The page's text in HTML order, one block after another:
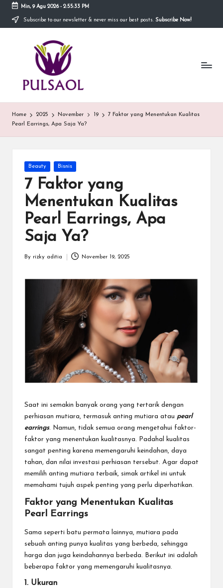
Skip
Min, 9 Agu 2026- 2:55:33 PM
Subscribe to our newsletter & never miss our best posts. Subscribe Now!
m
a
si
menyediakan
informasi
yang
Home 2025 November 19
7 Faktor yang Menentukan Kualitas
Pearl Earrings, Apa Saja Ya?
Posted
Beauty Bisnis
7 Faktor yang
Menentukan Kualitas
Pearl Earrings, Apa
Saja Ya?
Posted
By rizky aditia November 19, 2025
Saat ini semakin banyak orang yang tertarik dengan
perhiasan mutiara, termasuk anting mutiara atau pearl
earrings. Namun, tidak semua orang mengetahui faktor-
faktor yang menentukan kualitasnya. Padahal kualitas
sangat penting karena memengaruhi keindahan, daya
tahan, dan nilai investasi perhiasan tersebut. Agar dapat
memilih anting mutiara terbaik, simak artikel ini untuk
memahami tujuh aspek penting yang perlu diperhatikan.
Faktor yang Menentukan Kualitas
Pearl Earrings
Sama seperti batu permata lainnya, mutiara pada
sebuah anting punya kualitas yang berbeda, sehingga
harga dan juga keindahannya berbeda. Berikut ini adalah
beberapa faktor yang memengaruhi kualitasnya.
1. Ukuran